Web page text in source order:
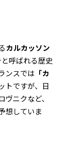
カルカッソン
呼ばれる歴史
ンスでは 「カ
トですが、日
ニクなど、
想していま